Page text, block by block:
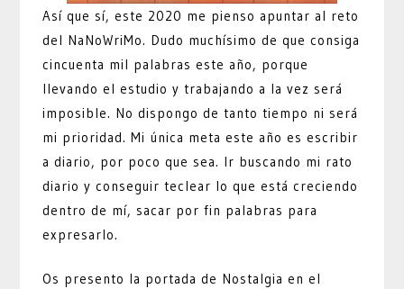
Así que sí, este 2020 me pienso apuntar al reto
del NaNoWriMo. Dudo muchísimo de que consiga
cincuenta mil palabras este año, porque
llevando el estudio y trabajando a la vez será
imposible. No dispongo de tanto tiempo ni será
mi prioridad. Mi única meta este año es escribir
a diario, por poco que sea. Ir buscando mi rato
diario y conseguir teclear lo que está creciendo
dentro de mí, sacar por fin palabras para
expresarlo.
Os presento la portada de Nostalgia en el